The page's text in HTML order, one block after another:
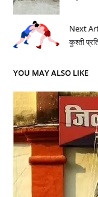
Next
कुश्ती
YOU MAY ALSO LIKE